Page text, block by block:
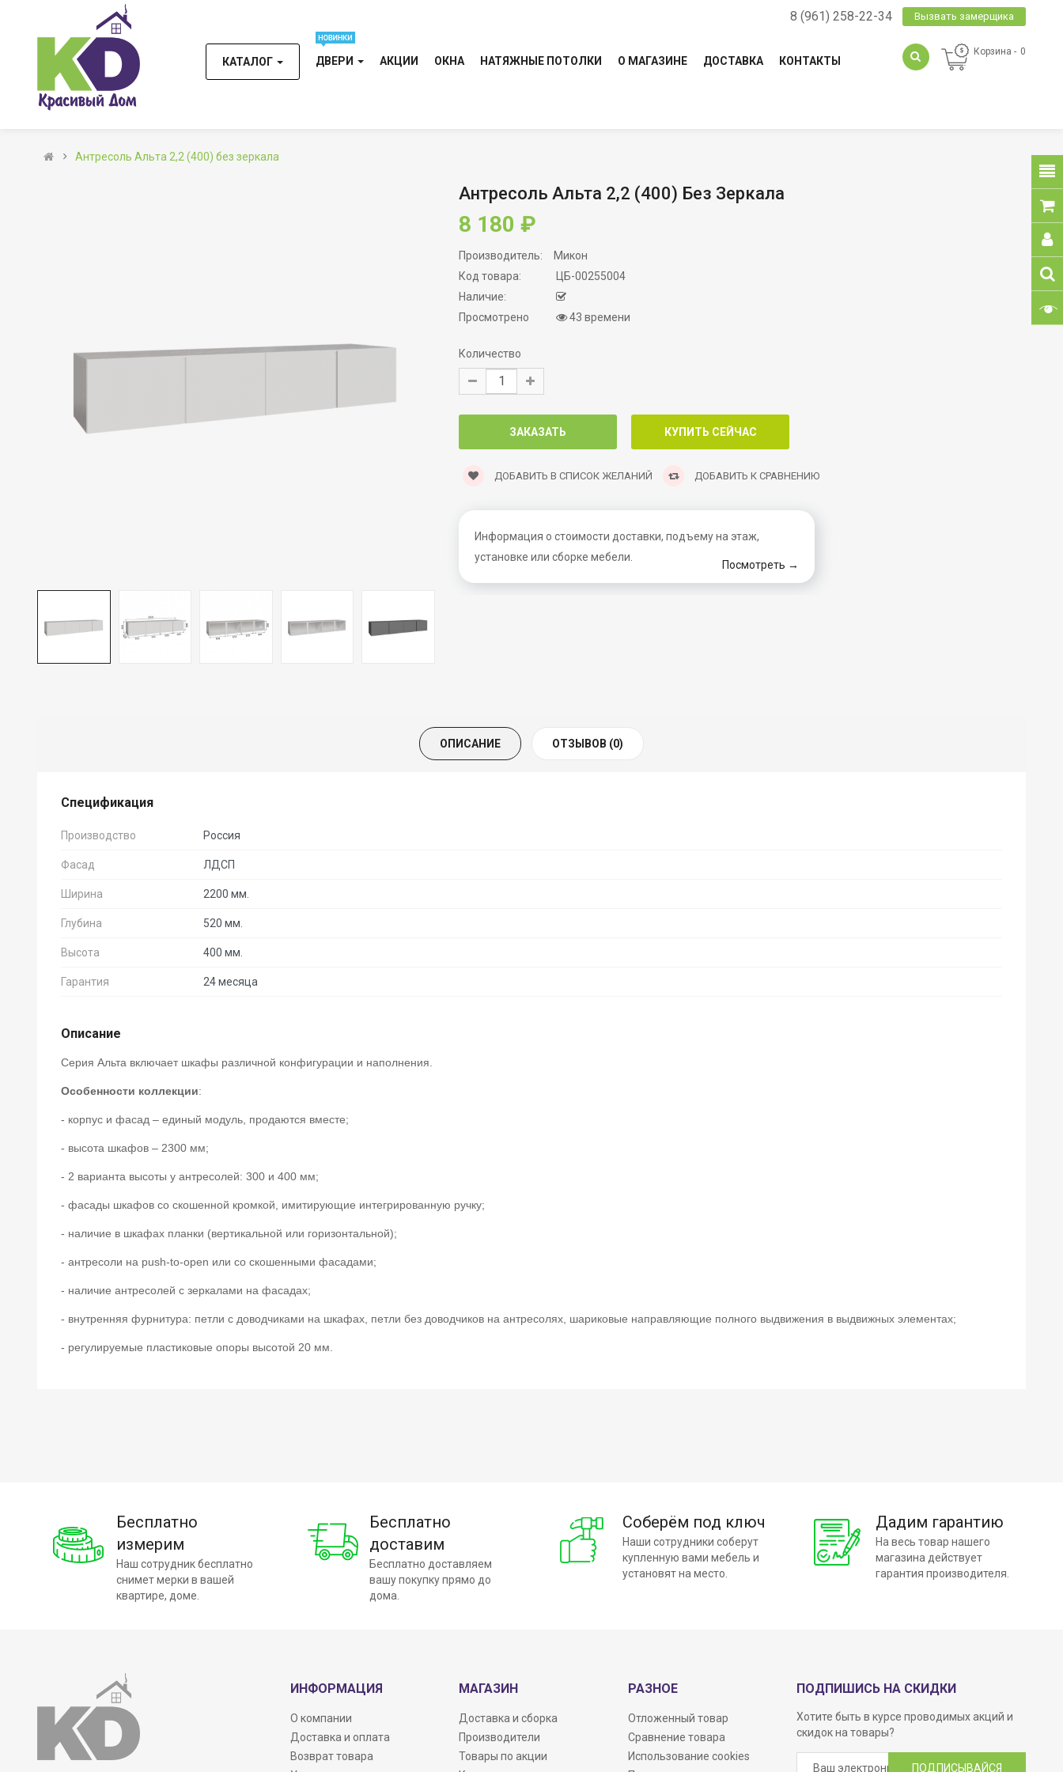
8 (961) 258-22-34 Вызвать замерщика
КАТАЛОГ ДВЕРИ АКЦИИ ОКНА НАТЯЖНЫЕ ПОТОЛКИ О МАГАЗИНЕ ДОСТАВКА КОНТАКТЫ
Корзина 0
Антресоль Альта 2,2 (400) без зеркала
Антресоль Альта 2,2 (400) Без Зеркала
8 180 ₽
Производитель:
Микон
Код товара:
ЦБ-00255004
Наличие:
Просмотрено
43 времени
Количество
ДОБАВИТЬ В СПИСОК ЖЕЛАНИЙ ДОБАВИТЬ К СРАВНЕНИЮ
Информация о стоимости доставки, подъему на этаж,
установке или сборке мебели.
Посмотреть →
ОПИСАНИЕ ОТЗЫВОВ (0)
Спецификация
Производство Россия
Фасад ЛДСП
Ширина 2200 мм.
Глубина 520 мм.
Высота 400 мм.
Гарантия 24 месяца
Описание
Серия Альта включает шкафы различной конфигурации и наполнения.
Особенности коллекции:
- корпус и фасад – единый модуль, продаются вместе;
- высота шкафов – 2300 мм;
- 2 варианта высоты у антресолей: 300 и 400 мм;
- фасады шкафов со скошенной кромкой, имитирующие интегрированную ручку;
- наличие в шкафах планки (вертикальной или горизонтальной);
- антресоли на push-to-open или со скошенными фасадами;
- наличие антресолей с зеркалами на фасадах;
- внутренняя фурнитура: петли с доводчиками на шкафах, петли без доводчиков на антресолях, шариковые направляющие полного выдвижения в выдвижных элементах;
- регулируемые пластиковые опоры высотой 20 мм.
Бесплатно
измерим
Наш сотрудник бесплатно
снимет мерки в вашей
квартире, доме.
Бесплатно
доставим
Бесплатно доставляем
вашу покупку прямо до
дома.
Соберём под ключ
Наши сотрудники соберут
купленную вами мебель и
установят на место.
Дадим гарантию
На весь товар нашего
магазина действует
гарантия производителя.
ИНФОРМАЦИЯ
О компании
Доставка и оплата
Возврат товара
МАГАЗИН
Доставка и сборка
Производители
Товары по акции
РАЗНОЕ
Отложенный товар
Сравнение товара
Использование cookies
ПОДПИШИСЬ НА СКИДКИ
Хотите быть в курсе проводимых акций и
скидок на товары?
ПОДПИСЫВАЙСЯ